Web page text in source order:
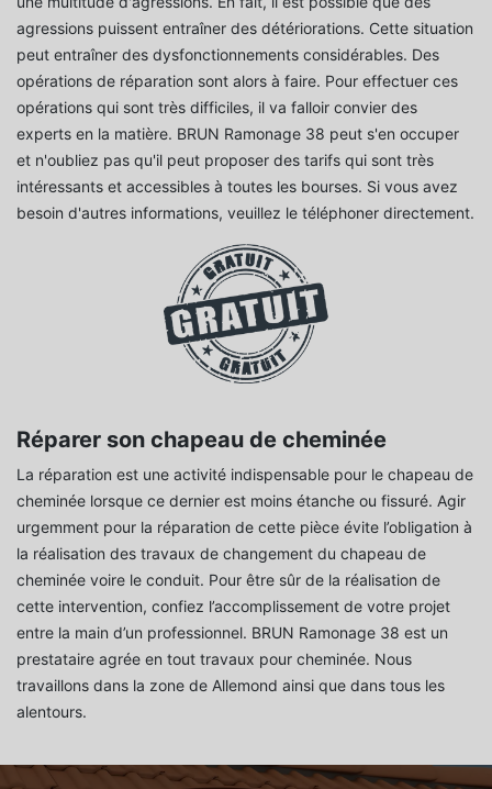
agressions puissent entraîner des détériorations. Cette situation
peut entraîner des dysfonctionnements considérables. Des
opérations de réparation sont alors à faire. Pour effectuer ces
opérations qui sont très difficiles, il va falloir convier des
experts en la matière. BRUN Ramonage 38 peut s'en occuper
et n'oubliez pas qu'il peut proposer des tarifs qui sont très
intéressants et accessibles à toutes les bourses. Si vous avez
besoin d'autres informations, veuillez le téléphoner directement.
Réparer son chapeau de cheminée
La réparation est une activité indispensable pour le chapeau de
cheminée lorsque ce dernier est moins étanche ou fissuré. Agir
urgemment pour la réparation de cette pièce évite l’obligation à
la réalisation des travaux de changement du chapeau de
cheminée voire le conduit. Pour être sûr de la réalisation de
cette intervention, confiez l’accomplissement de votre projet
entre la main d’un professionnel. BRUN Ramonage 38 est un
prestataire agrée en tout travaux pour cheminée. Nous
travaillons dans la zone de Allemond ainsi que dans tous les
alentours.